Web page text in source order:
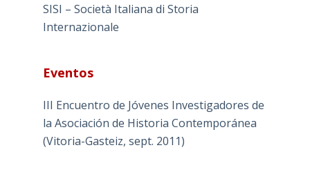
SISI – Società Italiana di Storia
Internazionale
Eventos
III Encuentro de Jóvenes Investigadores de
la Asociación de Historia Contemporánea
(Vitoria-Gasteiz, sept. 2011)